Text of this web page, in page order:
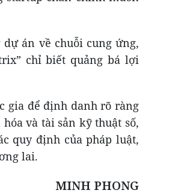
án về chuỗi cung ứng,
chỉ biết quảng bá lợi
gia để định danh rõ ràng
và tài sản kỹ thuật số,
quy định của pháp luật,
lai.
MINH PHONG